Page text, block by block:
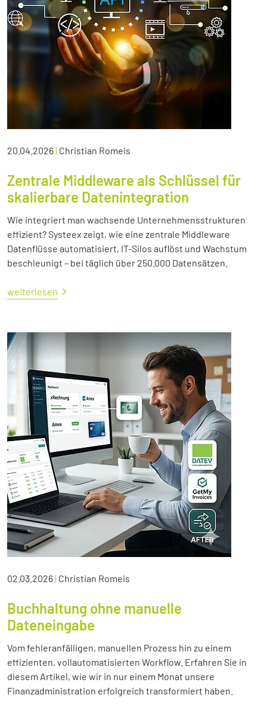
20.04.2026| Christian Romeis
Zentrale Middleware als Schlüssel für
skalierbare Datenintegration
Wie integriert man wachsende Unternehmensstrukturen
effizient? Systeex zeigt, wie eine zentrale Middleware
Datenflüsse automatisiert, IT-Silos auflöst und Wachstum
beschleunigt – bei täglich über 250.000 Datensätzen.
weiterlesen
02.03.2026| Christian Romeis
Buchhaltung ohne manuelle
Dateneingabe
Vom fehleranfälligen, manuellen Prozess hin zu einem
effizienten, vollautomatisierten Workflow. Erfahren Sie in
diesem Artikel, wie wir in nur einem Monat unsere
Finanzadministration erfolgreich transformiert haben.